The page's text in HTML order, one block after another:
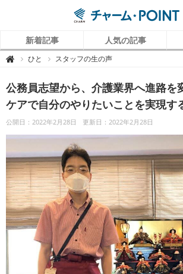
新着記事 人気の記事
 チ
P
O
I
N
（
ャ
ポ
イ
ン
ト
）
｜
介
護
で
働
く
ひと スタッフの生の声
公務員志望から、介護業界へ進路を
ケアで自分のやりたいことを実現す
公開日：2022年2月28日 更新日：2022年2月28日